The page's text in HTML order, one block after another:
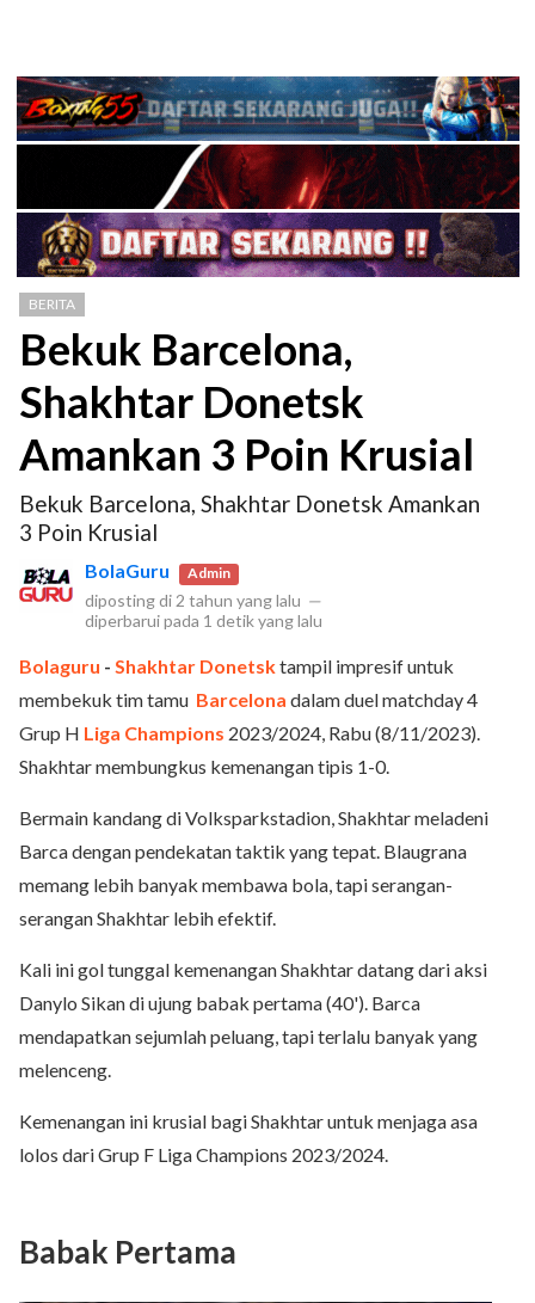
BERITA
Bekuk Barcelona,
Shakhtar Donetsk
Amankan 3 Poin Krusial
Bekuk Barcelona, Shakhtar Donetsk Amankan
3 Poin Krusial
BolaGuru Admin
diposting di 2 tahun yang lalu —
diperbarui pada 1 detik yang lalu
Bolaguru - Shakhtar Donetsktampil impresif untuk
membekuk tim tamu Barcelona dalam duel matchday 4
Grup H Liga Champions 2023/2024, Rabu (8/11/2023).
Shakhtar membungkus kemenangan tipis 1-0.
Bermain kandang di Volksparkstadion, Shakhtar meladeni
Barca dengan pendekatan taktik yang tepat. Blaugrana
memang lebih banyak membawa bola, tapi serangan-
serangan Shakhtar lebih efektif.
Kali ini gol tunggal kemenangan Shakhtar datang dari aksi
Danylo Sikan di ujung babak pertama (40'). Barca
mendapatkan sejumlah peluang, tapi terlalu banyak yang
melenceng.
Kemenangan ini krusial bagi Shakhtar untuk menjaga asa
lolos dari Grup F Liga Champions 2023/2024.
Babak Pertama